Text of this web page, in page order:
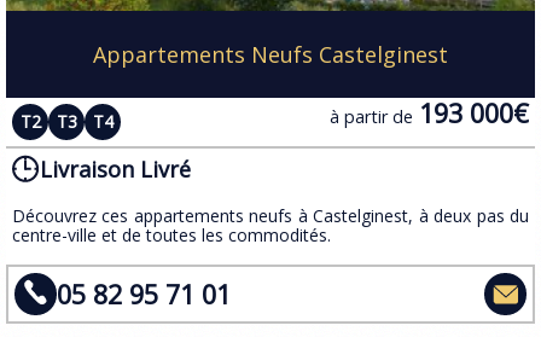
Appartements Neufs Castelginest
T2 T3 T4 à partir de 193 000€
Livraison Livré
Découvrez ces appartements neufs à Castelginest, à deux pas du
centre-ville et de toutes les commodités.
05 82 95 71 01